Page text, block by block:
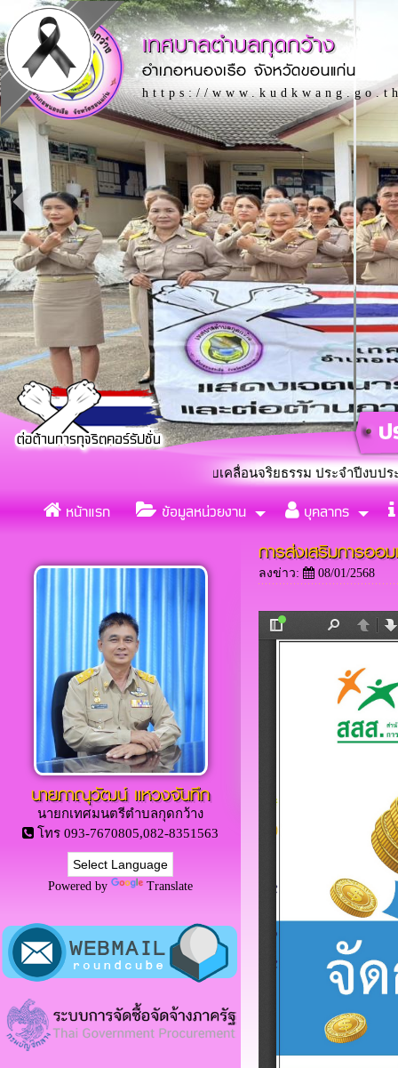
เทศบาลตำบลกุดกว้าง
อำเภอหนองเรือ จังหวัดขอนแก่น
https://
« แต่งตั้งคณะทำงานขับเคลื่อน
ำบลกุดกว้าง ร่วมใจขับเคลื่อนจริยธรรม ประจำปีงบประมาณ 2569 โ
หน้าแรก ข้อมูลหน่วยงาน บุคลากร
นายภาณุวัฒน์ เเหวงจันทึก
นายกเทศมนตรีตำบลกุดกว้าง
โทร 093-7670805,082-8351563
Powered by Translate
การส่งเสริมการออ
ลงข่าว: 08/01/2568